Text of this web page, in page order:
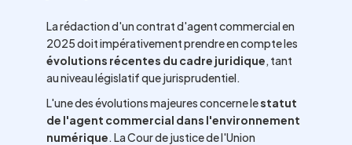
La rédaction d'un contrat d'agent commercial en
2025 doit impérativement prendre en compte les
évolutions récentes du cadre juridique, tant
au niveau législatif que jurisprudentiel.
L'une des évolutions majeures concerne lestatut
de l'agent commercial dans l'environnement
numérique. La Cour de justice de l'Union